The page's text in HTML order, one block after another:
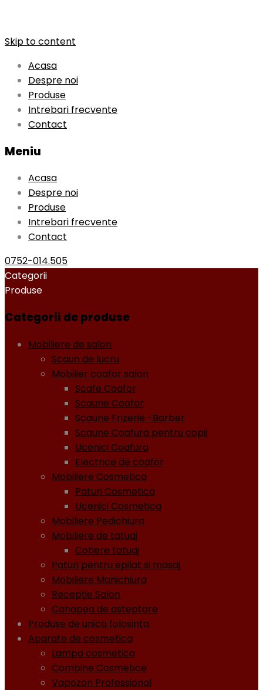
Skip to content
Acasa
Despre noi
Produse
Intrebari frecvente
Contact
Meniu
Acasa
Despre noi
Produse
Intrebari frecvente
Contact
0752-014.505
Categorii
Produse
Categorii de produse
Mobiliere de salon
Scaun de lucru
Mobilier coafor salon
Scafe Coafor
Scaune Coafor
Scaune Frizerie -Barber
Scaune Coafura pentru copii
Ucenici Coafura
Electrice de coafor
Mobiliere Cosmetica
Paturi Cosmetica
Ucenici Cosmetica
Mobiliere Pedichiura
Mobiliere de tatuaj
Cotiere tatuaj
Paturi pentru epilat si masaj
Mobiliere Manichiura
Recepţie Salon
Canapea de asteptare
Produse de unica folosinta
Aparate de cosmetica
Lampa cosmetica
Combine Cosmetice
Vapozon Professional